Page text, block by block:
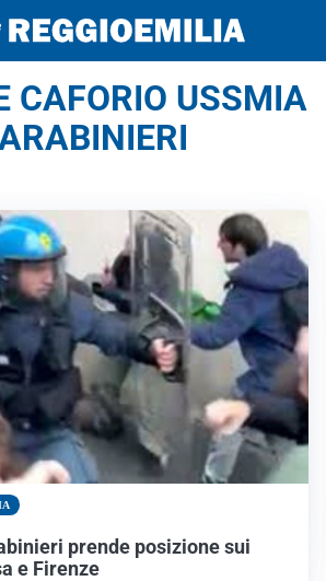
CAFORIO USSMIA
prende posizione sui
e Firenze